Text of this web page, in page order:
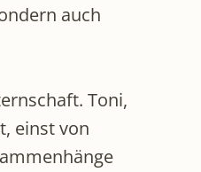
auch
Toni,
einst von